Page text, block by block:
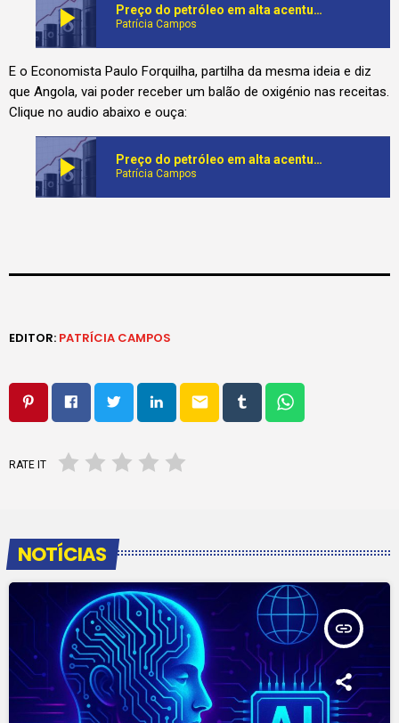
play_arrow Preço do petróleo em alta acentuada nos principais mercados internacionais a medida que se inteficam os ataques contra o Irão
Patrícia Campos
E o Economista Paulo Forquilha, partilha da mesma ideia e diz
que Angola, vai poder receber um balão de oxigénio nas receitas.
Clique no audio abaixo e ouça:
play_arrow Preço do petróleo em alta acentuada nos principais mercados internacionais a medida que se inteficam os ataques contra o Irão
Patrícia Campos
EDITOR: PATRÍCIA CAMPOS
email
RATE IT
NOTÍCIAS
insert_link